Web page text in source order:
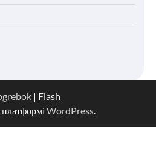
| Flash
WordPress.